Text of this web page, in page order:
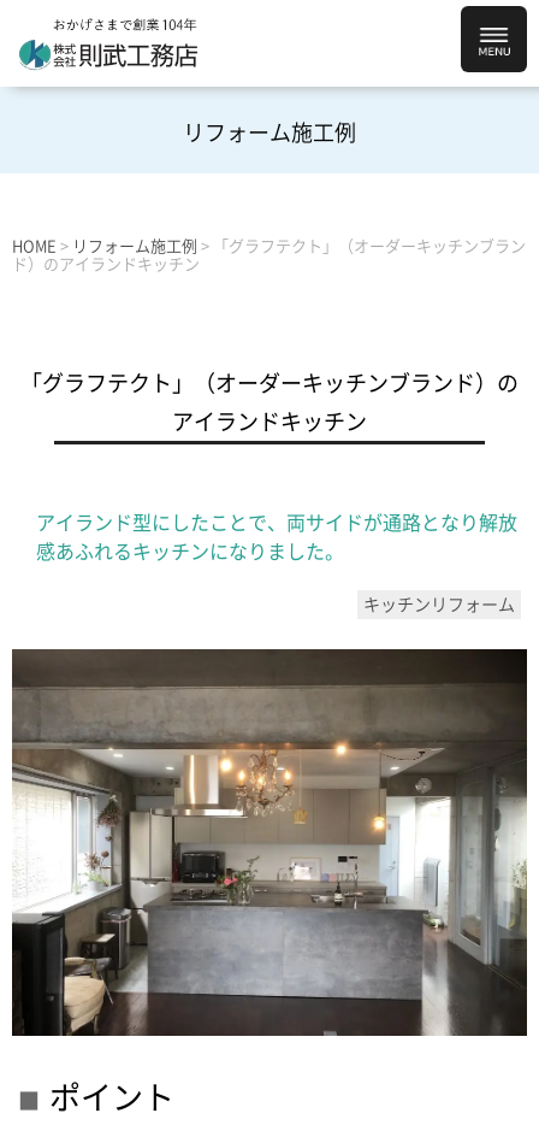
リフォーム施工例
HOME > リフォーム施工例 >
「グラフテクト」（オーダーキッチンブラン
ド）のアイランドキッチン
「グラフテクト」（オーダーキッチンブランド）の
アイランドキッチン
アイランド型にしたことで、両サイドが通路となり解放
感あふれるキッチンになりました。
キッチンリフォーム
ポイント